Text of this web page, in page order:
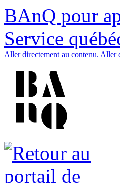
BAnQ pour
Service
Aller directement au contenu. Aller